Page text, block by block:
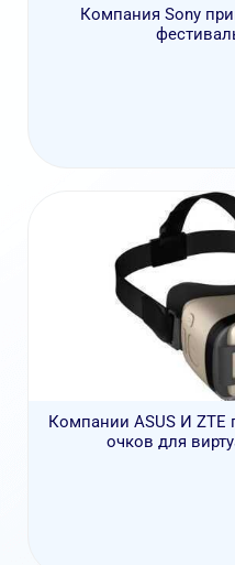
Компания Sony
Компании ASUS И ZTE
очков для